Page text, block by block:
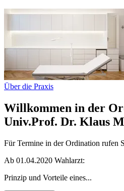
Über die Praxis
Willkommen in der
Univ.Prof. Dr. Klaus
Für Termine in der Ordination rufen
Ab 01.04.2020 Wahlarzt:
Prinzip und Vorteile eines...